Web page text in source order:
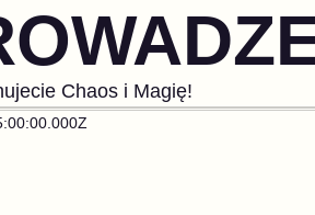
Chaos i Magię!